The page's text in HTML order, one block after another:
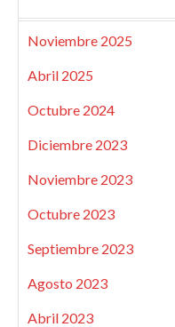
Noviembre 2025
Abril 2025
Octubre 2024
Diciembre 2023
Noviembre 2023
Octubre 2023
Septiembre 2023
Agosto 2023
Abril 2023